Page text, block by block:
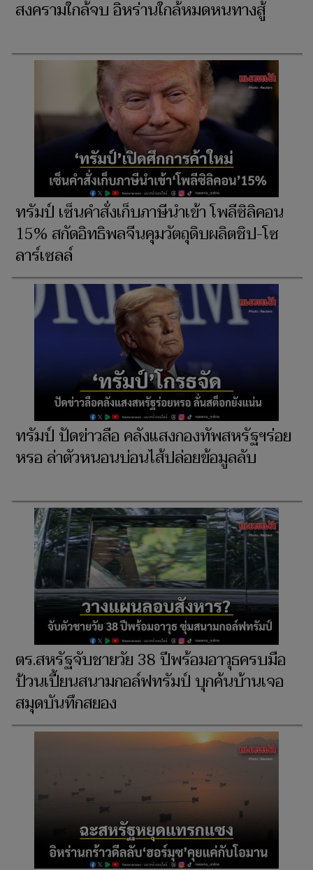
สงครามใกล้จบ อิหร่านใกล้หมดหนทางสู้
ทรัมป์ เซ็นคำสั่งเก็บภาษีนำเข้า โพลีซิลิคอน
15% สกัดอิทธิพลจีนคุมวัตถุดิบผลิตชิป-โซ
ลาร์เซลล์
ทรัมป์ ปัดข่าวลือ คลังแสงกองทัพสหรัฐฯร่อย
หรอ ล่าตัวหนอนบ่อนไส้ปล่อยข้อมูลลับ
ตร.สหรัฐจับชายวัย 38 ปีพร้อมอาวุธครบมือ
ป้วนเปี้ยนสนามกอล์ฟทรัมป์ บุกค้นบ้านเจอ
สมุดบันทึกสยอง